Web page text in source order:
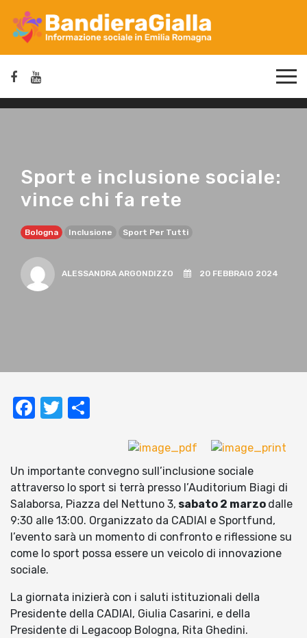
Sport e inclusione sociale:
vince chi fa rete
Bologna Inclusione Sport Per Tutti
ALESSANDRA ARGONDIZZO 20 FEBBRAIO 2024
Facebook
Twitter
Un importante convegno sull’inclusione sociale
attraverso lo sport si terrà presso l’Auditorium Biagi di
Salaborsa, Piazza del Nettuno 3, sabato 2 marzo dalle
9:30 alle 13:00. Organizzato da CADIAI e Sportfund,
l’evento sarà un momento di confronto e riflessione su
come lo sport possa essere un veicolo di innovazione
sociale.
La giornata inizierà con i saluti istituzionali della
Presidente della CADIAI, Giulia Casarini, e della
Presidente di Legacoop Bologna, Rita Ghedini.